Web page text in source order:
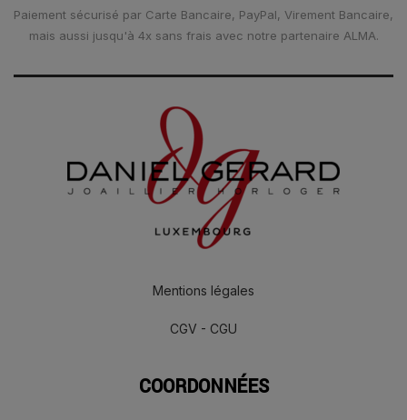
Paiement sécurisé par Carte Bancaire, PayPal, Virement Bancaire,
mais aussi jusqu'à 4x sans frais avec notre partenaire ALMA.
Mentions légales
CGV - CGU
COORDONNÉES